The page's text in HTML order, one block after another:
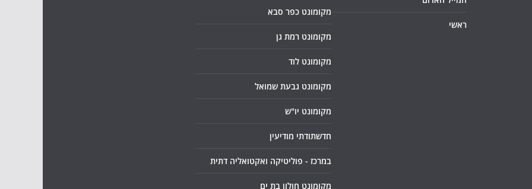
ראשי
מקומונט כפר סבא
מקומונט רמת גן
מקומונט לוד
מקומונט גבעת שמואל
מקומונט יו"ש
חדשתודתי מודיעין
במרכז - פוליטיקה ואקטואליה דתית
מקומונט חולון בת ים